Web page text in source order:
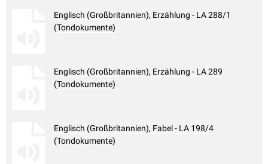
Englisch (Großbritannien), Erzählung - LA 288/1
(Tondokumente)
Englisch (Großbritannien), Erzählung - LA 289
(Tondokumente)
Englisch (Großbritannien), Fabel - LA 198/4
(Tondokumente)